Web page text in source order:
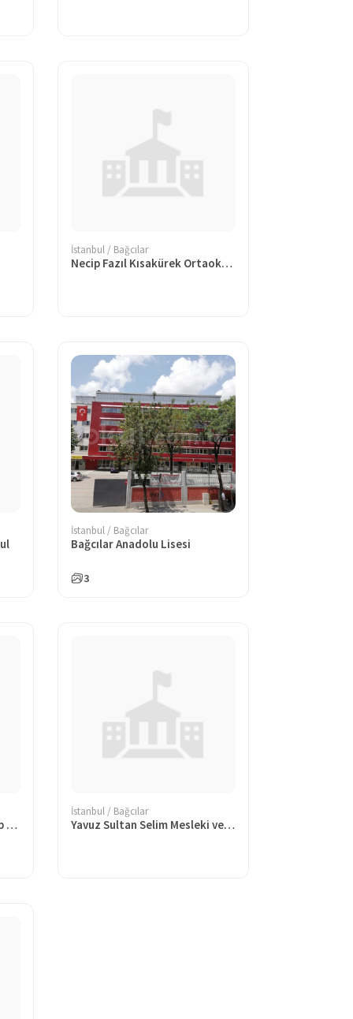
İstanbul / Bağcılar
Necip Fazıl Kısakürek Ortaokulu Bağcılar
İstanbul / Bağcılar
Bağcılar Anadolu Lisesi
3
Sebahattin Zaim İmam Hatip Ortaokulu
İstanbul / Bağcılar
Yavuz Sultan Selim Mesleki ve Teknik Anadolu Lisesi